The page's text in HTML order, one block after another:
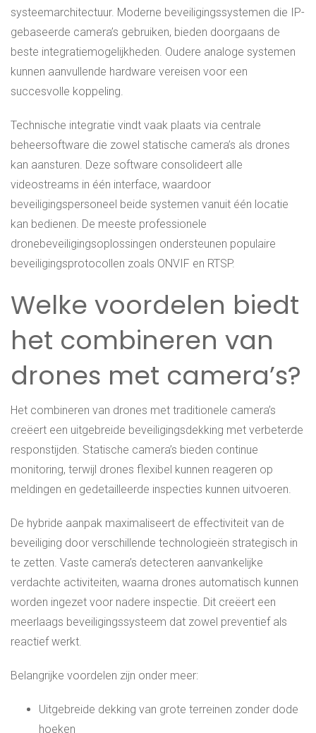
systeemarchitectuur. Moderne beveiligingssystemen die IP-
gebaseerde camera’s gebruiken, bieden doorgaans de
beste integratiemogelijkheden. Oudere analoge systemen
kunnen aanvullende hardware vereisen voor een
succesvolle koppeling.
Technische integratie vindt vaak plaats via centrale
beheersoftware die zowel statische camera’s als drones
kan aansturen. Deze software consolideert alle
videostreams in één interface, waardoor
beveiligingspersoneel beide systemen vanuit één locatie
kan bedienen. De meeste professionele
dronebeveiligingsoplossingen ondersteunen populaire
beveiligingsprotocollen zoals ONVIF en RTSP.
Welke voordelen biedt
het combineren van
drones met camera’s?
Het combineren van drones met traditionele camera’s
creëert een uitgebreide beveiligingsdekking met verbeterde
responstijden. Statische camera’s bieden continue
monitoring, terwijl drones flexibel kunnen reageren op
meldingen en gedetailleerde inspecties kunnen uitvoeren.
De hybride aanpak maximaliseert de effectiviteit van de
beveiliging door verschillende technologieën strategisch in
te zetten. Vaste camera’s detecteren aanvankelijke
verdachte activiteiten, waarna drones automatisch kunnen
worden ingezet voor nadere inspectie. Dit creëert een
meerlaags beveiligingssysteem dat zowel preventief als
reactief werkt.
Belangrijke voordelen zijn onder meer:
Uitgebreide dekking van grote terreinen zonder dode
hoeken